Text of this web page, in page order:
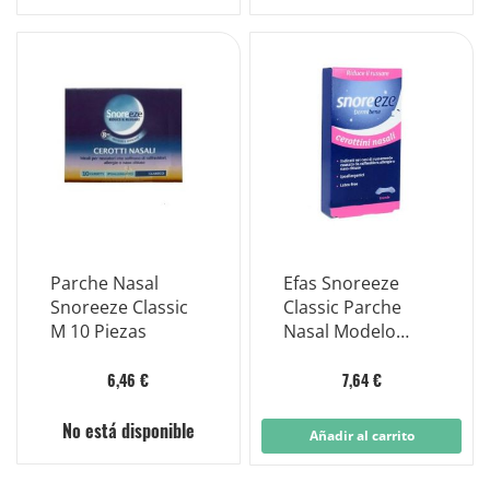
Parche Nasal
Snoreeze Classic
M 10 Piezas
6,46 €
No está disponible
Efas Snoreeze
Classic Parche
Nasal Modelo
7,64 €
Añadir al carrito